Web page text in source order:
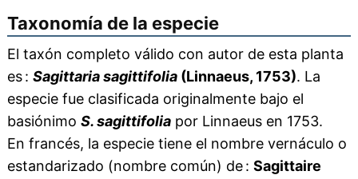
Taxonomía de la especie
El taxón completo válido con autor de esta planta
es : Sagittaria sagittifolia(Linnaeus, 1753). La
especie fue clasificada originalmente bajo el
basiónimo S. sagittifoliapor Linnaeus en 1753.
En francés, la especie tiene el nombre vernáculo o
estandarizado (nombre común) de : Sagittaire